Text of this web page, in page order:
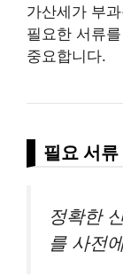
가산세가 부
필요한 서류
중요합니다.
필요 서류
정확한
를 사전